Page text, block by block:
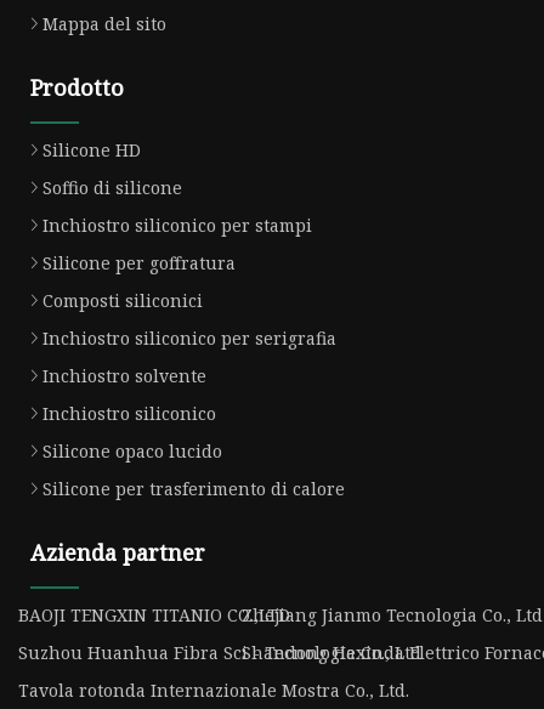
Mappa del sito
Prodotto
Silicone HD
Soffio di silicone
Inchiostro siliconico per stampi
Silicone per goffratura
Composti siliconici
Inchiostro siliconico per serigrafia
Inchiostro solvente
Inchiostro siliconico
Silicone opaco lucido
Silicone per trasferimento di calore
Azienda partner
BAOJI TENGXIN TITANIO CO.,LTDZhejiang Jianmo Tecnologia Co., Ltd
Suzhou Huanhua Fibra Sci - Tecnologia Co., Ltd
Shandong Hexinda Elettrico
Tavola rotonda Internazionale Mostra Co., Ltd.